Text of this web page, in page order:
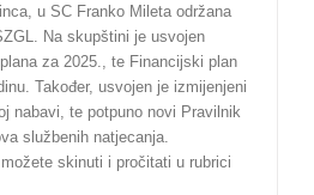
u SC Franko Mileta održana
Na skupštini je usvojen
za 2025., te Financijski plan
Također, usvojen je izmijenjeni
nabavi, te potpuno novi Pravilnik
službenih natjecanja.
skinuti i pročitati u rubrici